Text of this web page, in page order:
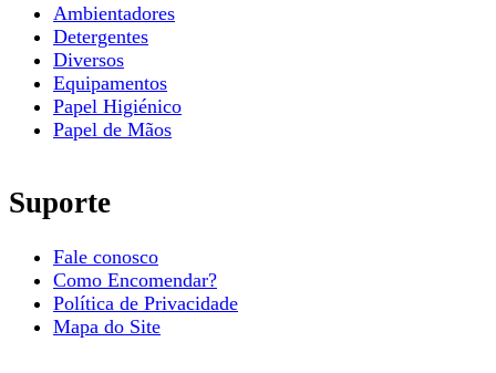
Ambientadores
Detergentes
Diversos
Equipamentos
Papel Higiénico
Papel de Mãos
Suporte
Fale conosco
Como Encomendar?
Política de Privacidade
Mapa do Site